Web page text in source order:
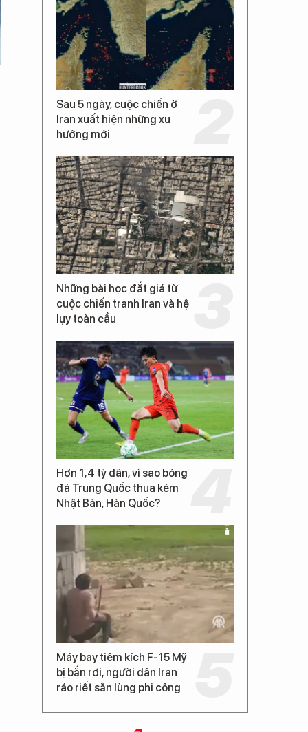
Sau 5 ngày, cuộc chiến ở
Iran xuất hiện những xu
hướng mới
Những bài học đắt giá từ
cuộc chiến tranh Iran và hệ
lụy toàn cầu
Hơn 1,4 tỷ dân, vì sao bóng
đá Trung Quốc thua kém
Nhật Bản, Hàn Quốc?
Máy bay tiêm kích F-15 Mỹ
bị bắn rơi, người dân Iran
ráo riết săn lùng phi công